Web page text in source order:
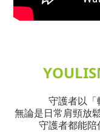
守護者以「
無論是日常肩頸放
守護者都能陪